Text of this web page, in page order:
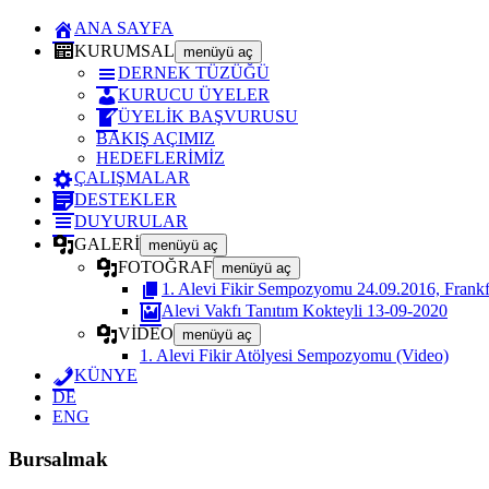
ANA SAYFA
KURUMSAL menüyü aç
DERNEK TÜZÜĞÜ
KURUCU ÜYELER
ÜYELİK BAŞVURUSU
BAKIŞ AÇIMIZ
HEDEFLERİMİZ
ÇALIŞMALAR
DESTEKLER
DUYURULAR
GALERİ menüyü aç
FOTOĞRAF menüyü aç
1. Alevi Fikir Sempozyomu 24.09.2016,
Alevi Vakfı Tanıtım Kokteyli 13-09-2020
VİDEO menüyü aç
1. Alevi Fikir Atölyesi Sempozyomu (Video)
KÜNYE
DE
ENG
Bursalmak